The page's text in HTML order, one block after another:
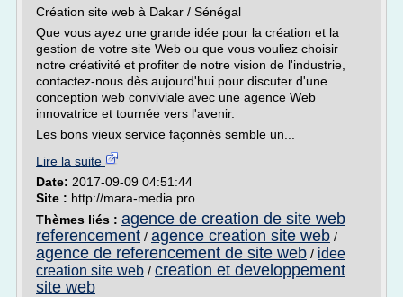
Création site web à Dakar / Sénégal
Que vous ayez une grande idée pour la création et la
gestion de votre site Web ou que vous vouliez choisir
notre créativité et profiter de notre vision de l'industrie,
contactez-nous dès aujourd'hui pour discuter d'une
conception web conviviale avec une agence Web
innovatrice et tournée vers l'avenir.
Les bons vieux service façonnés semble un...
Lire la suite
Date: 2017-09-09 04:51:44
Site : http://mara-media.pro
Thèmes liés : agence de creation de site web
referencement / agence creation site web /
agence de referencement de site web / idee
creation site web / creation et developpement
site web